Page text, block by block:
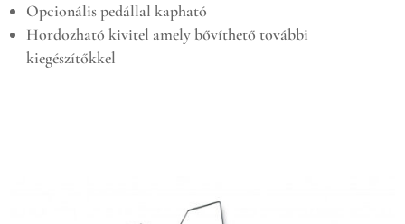
Opcionális pedállal kapható
Hordozható kivitel amely bővíthető további
kiegészítőkkel